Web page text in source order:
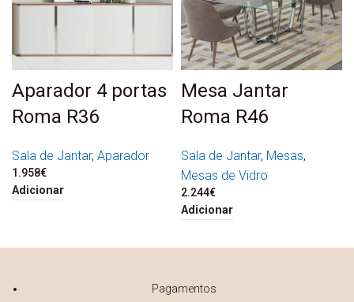
Aparador 4 portas
Roma R36
Sala de Jantar, Aparador
1.958€
Adicionar
Mesa Jantar
Roma R46
Sala de Jantar, Mesas,
Mesas de Vidro
2.244€
Adicionar
Pagamentos